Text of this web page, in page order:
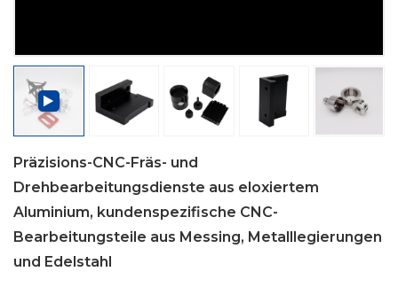
Präzisions-CNC-Fräs- und
Drehbearbeitungsdienste aus eloxiertem
Aluminium, kundenspezifische CNC-
Bearbeitungsteile aus Messing, Metalllegierungen
und Edelstahl